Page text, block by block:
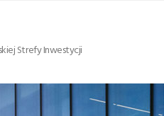
Strefy Inwestycji